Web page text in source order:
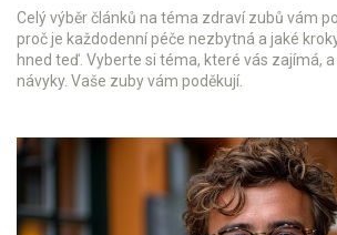
Celý výběr článků na téma zdraví zubů vám
proč je každodenní péče nezbytná a jaké
hned teď. Vyberte si téma, které vás zajímá,
návyky. Vaše zuby vám poděkují.